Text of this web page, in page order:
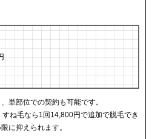
単部位での契約も可能です。
ね毛なら1回14,800円で追加で脱毛でき
に抑えられます。